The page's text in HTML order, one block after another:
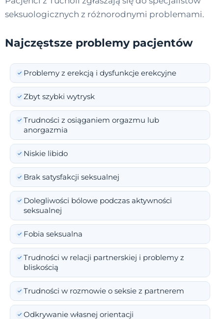
seksuologicznych z różnorodnymi problemami.
Najczęstsze problemy pacjentów
Problemy z erekcją i dysfunkcje erekcyjne
Zbyt szybki wytrysk
Trudności z osiąganiem orgazmu lub
anorgazmia
Niskie libido
Brak satysfakcji seksualnej
Dolegliwości bólowe podczas aktywności
seksualnej
Fobia seksualna
Trudności w relacji partnerskiej i problemy z
bliskością
Trudności w rozmowie o seksie z partnerem
Odkrywanie własnej orientacji